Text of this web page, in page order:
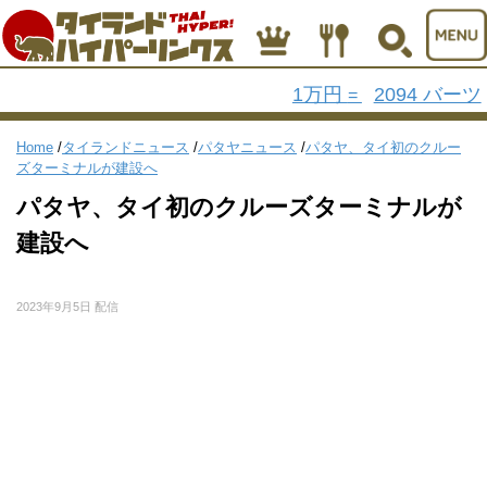
1万円 = 2094 バーツ
Home /タイランドニュース /パタヤニュース /パタヤ、タイ初のクルー
ズターミナルが建設へ
パタヤ、タイ初のクルーズターミナルが
建設へ
2023年9月5日 配信